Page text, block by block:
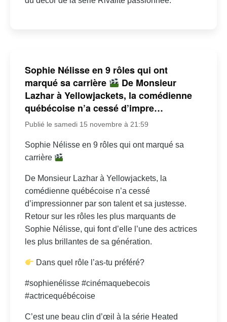
Sophie Nélisse en 9 rôles qui ont
marqué sa carrière
De Monsieur
Lazhar à Yellowjackets, la comédienne
québécoise n’a cessé d’impre…
Publié le samedi 15 novembre à 21:59
Sophie Nélisse en 9 rôles qui ont marqué sa
carrière
De Monsieur Lazhar à Yellowjackets, la
comédienne québécoise n’a cessé
d’impressionner par son talent et sa justesse.
Retour sur les rôles les plus marquants de
Sophie Nélisse, qui font d’elle l’une des actrices
les plus brillantes de sa génération.
Dans quel rôle l’as-tu préféré?
#sophienélisse #cinémaquebecois
#actricequébécoise
C’est une beau clin d’œil à la série Heated